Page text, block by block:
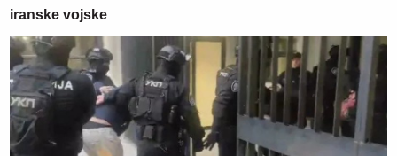
iranske vojske